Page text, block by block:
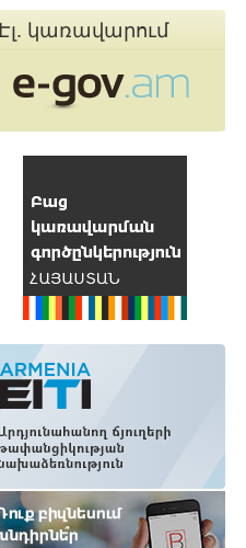
Էլ. կառավարում